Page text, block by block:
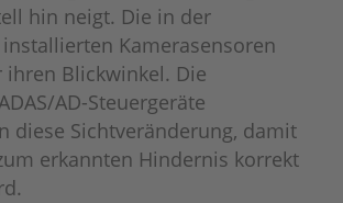
hin neigt. Die in der
Kamerasensoren
ihren Blickwinkel. Die
AD-Steuergeräte
diese Sichtveränderung, damit
erkannten Hindernis korrekt